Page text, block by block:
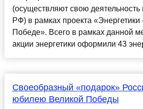
(осуществляют свою деятельность
РФ) в рамках проекта «Энергетики
Победе». Всего в рамках данной
акции энергетики оформили 43
Своеобразный «подарок»
юбилею Великой Победы